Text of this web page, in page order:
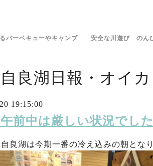
ーベキューやキャンプ 安全な川遊び のんび
良湖日報・オイ
19:15:00
前中は厳しい状況でした
良湖は今期一番の冷え込みの朝となり